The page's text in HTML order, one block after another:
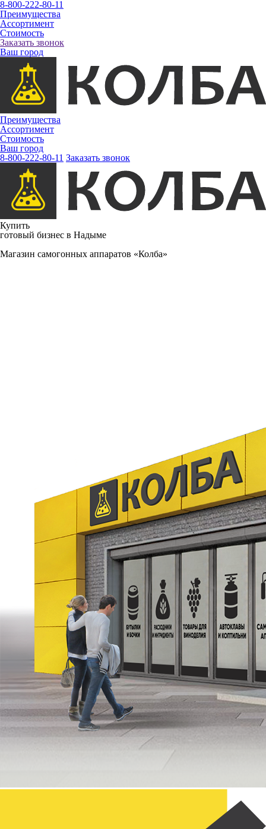
8-800-222-80-11
Преимущества
Ассортимент
Стоимость
Заказать звонок
Ваш город
Преимущества
Ассортимент
Стоимость
Ваш город
8-800-222-80-11 Заказать звонок
Купить
готовый бизнес в Надыме
Магазин самогонных аппаратов «Колба»